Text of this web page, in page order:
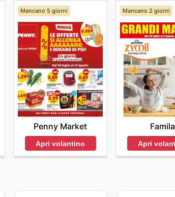
Mancano 5 giorni
Penny Market
Apri volantino
Mancano 2 giorni
Famila
Apri